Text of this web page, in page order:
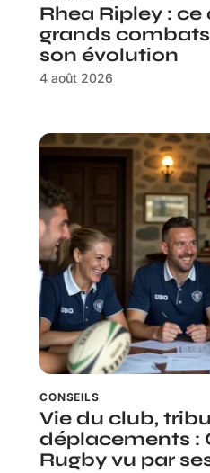
Rhea Ripley : ce
grands
son évolution
4 août 2026
CONSEILS
Vie du club,
déplacements :
Rugby vu par